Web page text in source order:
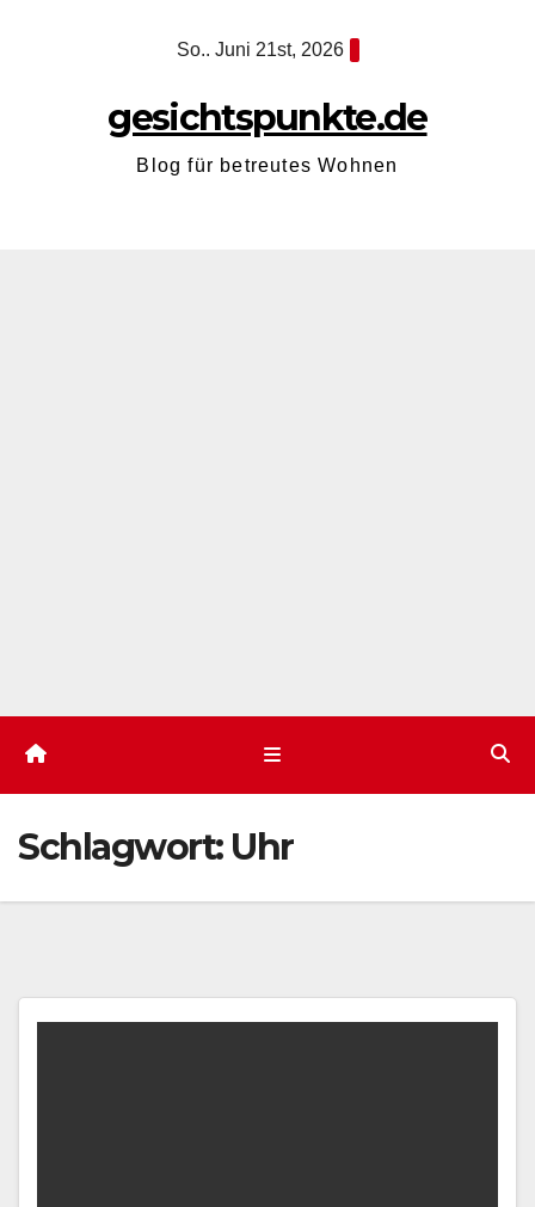
So.. Juni 21st, 2026
gesichtspunkte.de
Blog für betreutes Wohnen
Schlagwort: Uhr